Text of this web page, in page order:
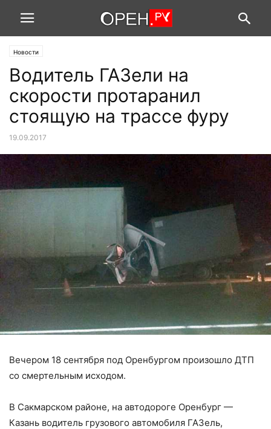
Новости
Водитель ГАЗели на
скорости протаранил
стоящую на трассе фуру
19.09.2017
Вечером 18 сентября под Оренбургом произошло ДТП
со смертельным исходом.
В Сакмарском районе, на автодороге Оренбург —
Казань водитель грузового автомобиля ГАЗель,